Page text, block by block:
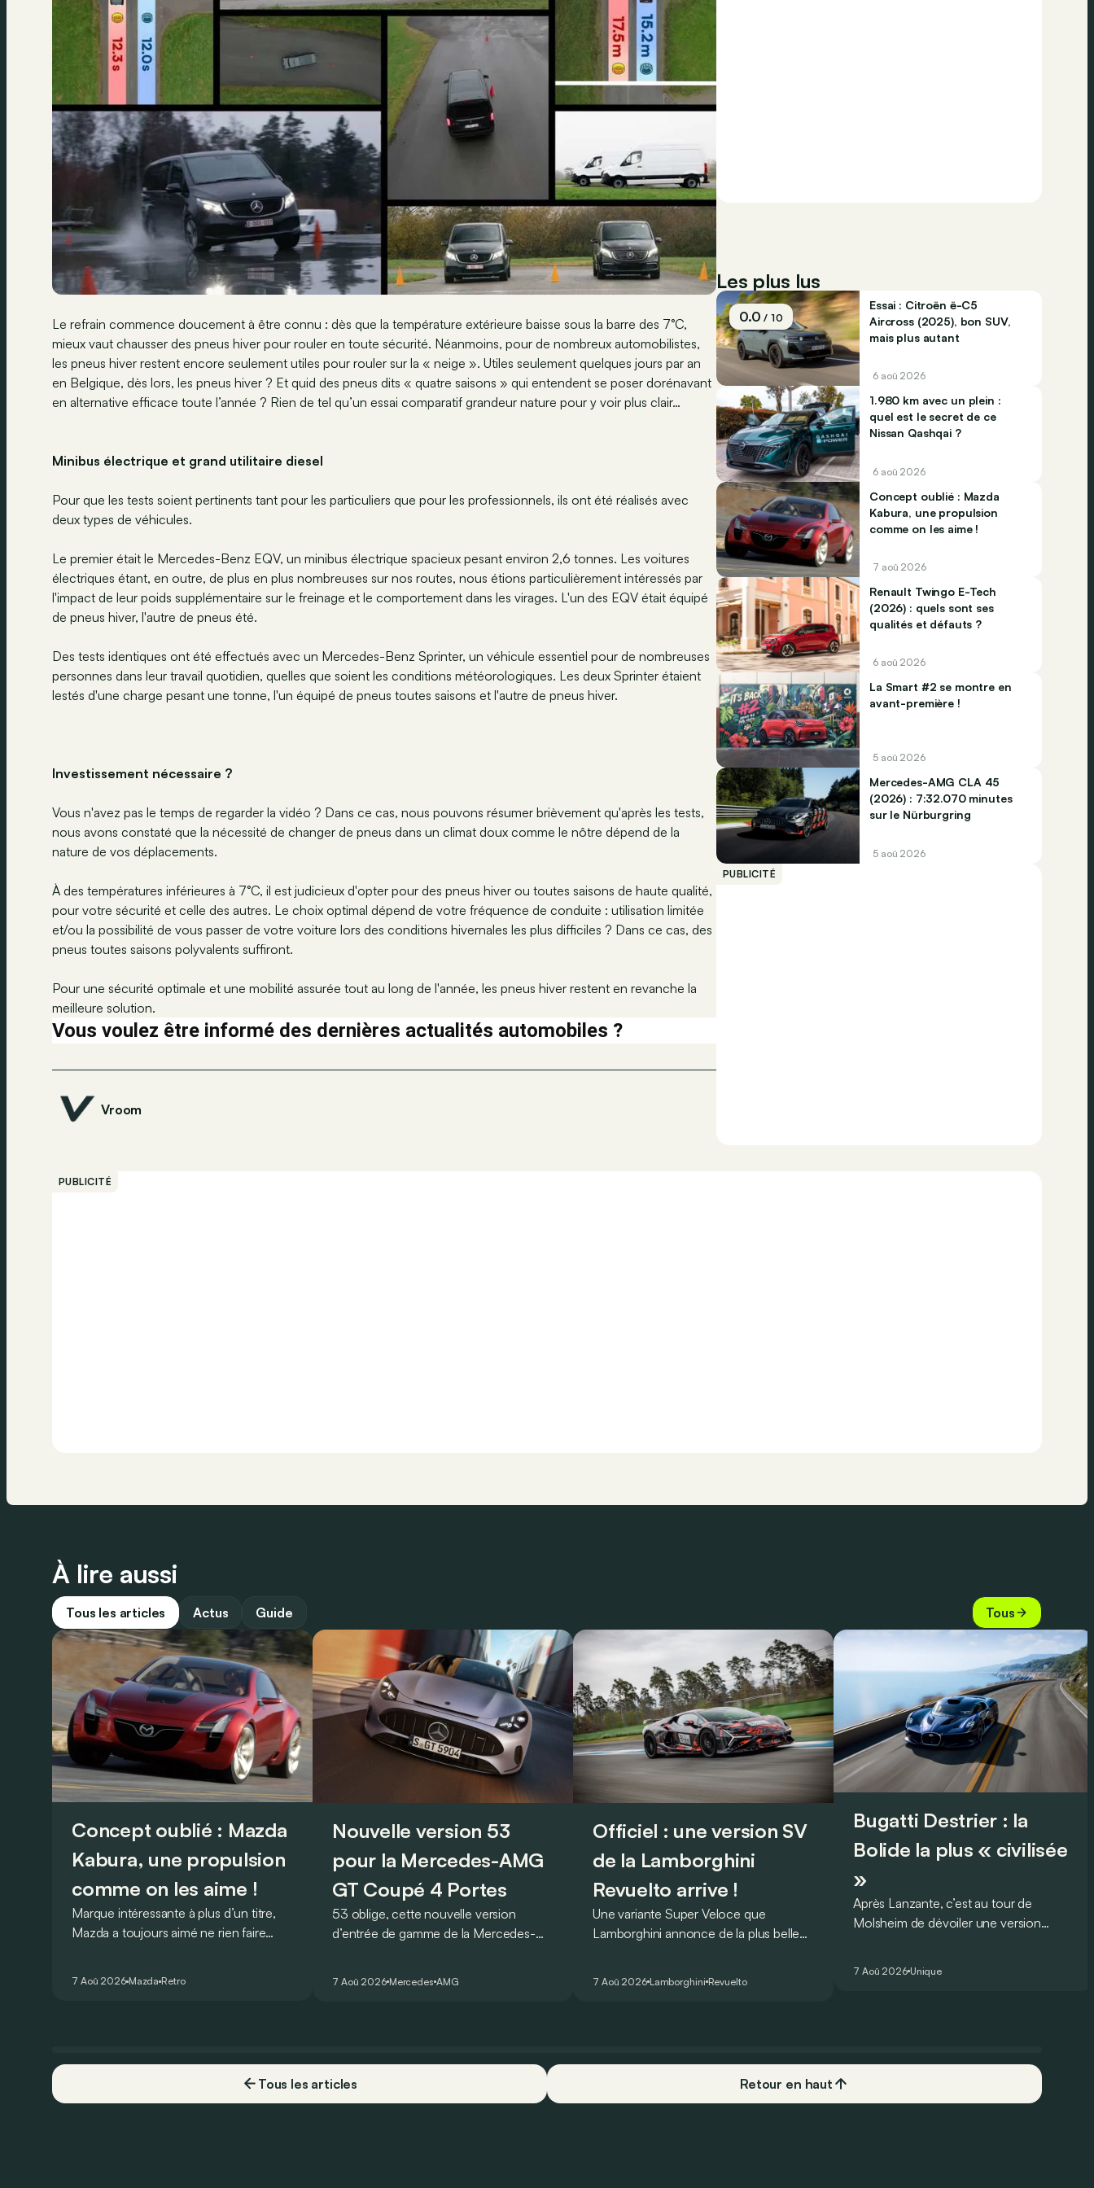
Le refrain commence doucement à être connu : dès que la température extérieure baisse sous la barre des 7°C,
mieux vaut chausser des pneus hiver pour rouler en toute sécurité. Néanmoins, pour de nombreux automobilistes,
les pneus hiver restent encore seulement utiles pour rouler sur la « neige ». Utiles seulement quelques jours par an
en Belgique, dès lors, les pneus hiver ? Et quid des pneus dits « quatre saisons » qui entendent se poser dorénavant
en alternative efficace toute l’année ? Rien de tel qu’un essai comparatif grandeur nature pour y voir plus clair…
Minibus électrique et grand utilitaire diesel
Pour que les tests soient pertinents tant pour les particuliers que pour les professionnels, ils ont été réalisés avec
deux types de véhicules.
Le premier était le Mercedes-Benz EQV, un minibus électrique spacieux pesant environ 2,6 tonnes. Les voitures
électriques étant, en outre, de plus en plus nombreuses sur nos routes, nous étions particulièrement intéressés par
l'impact de leur poids supplémentaire sur le freinage et le comportement dans les virages. L'un des EQV était équipé
de pneus hiver, l'autre de pneus été.
Des tests identiques ont été effectués avec un Mercedes-Benz Sprinter, un véhicule essentiel pour de nombreuses
personnes dans leur travail quotidien, quelles que soient les conditions météorologiques. Les deux Sprinter étaient
lestés d'une charge pesant une tonne, l'un équipé de pneus toutes saisons et l'autre de pneus hiver.
Investissement nécessaire ?
Vous n'avez pas le temps de regarder la vidéo ? Dans ce cas, nous pouvons résumer brièvement qu'après les tests,
nous avons constaté que la nécessité de changer de pneus dans un climat doux comme le nôtre dépend de la
nature de vos déplacements.
À des températures inférieures à 7°C, il est judicieux d'opter pour des pneus hiver ou toutes saisons de haute qualité,
pour votre sécurité et celle des autres. Le choix optimal dépend de votre fréquence de conduite : utilisation limitée
et/ou la possibilité de vous passer de votre voiture lors des conditions hivernales les plus difficiles ? Dans ce cas, des
pneus toutes saisons polyvalents suffiront.
Pour une sécurité optimale et une mobilité assurée tout au long de l'année, les pneus hiver restent en revanche la
meilleure solution.
Vous voulez être informé des dernières actualités automobiles ?
Vroom
Les plus lus
0.0/ 10
Essai : Citroën ë-C5
Aircross (2025), bon SUV,
mais plus autant
6 aoû 2026
1.980 km avec un plein :
quel est le secret de ce
Nissan Qashqai ?
6 aoû 2026
Concept oublié : Mazda
Kabura, une propulsion
comme on les aime !
7 aoû 2026
Renault Twingo E-Tech
(2026) : quels sont ses
qualités et défauts ?
6 aoû 2026
La Smart #2 se montre en
avant-première !
5 aoû 2026
Mercedes-AMG CLA 45
(2026) : 7:32.070 minutes
sur le Nürburgring
5 aoû 2026
PUBLICITÉ
PUBLICITÉ
À lire aussi
Tous les articles Actus Guide Tous
Concept oublié : Mazda
Kabura, une propulsion
comme on les aime !
Marque intéressante à plus d’un titre,
Mazda a toujours aimé ne rien faire
7 Aoû 2026 Mazda Retro
Nouvelle version 53
pour la Mercedes-AMG
GT Coupé 4 Portes
53 oblige, cette nouvelle version
d’entrée de gamme de la Mercedes-
7 Aoû 2026 Mercedes AMG
Officiel : une version SV
de la Lamborghini
Revuelto arrive !
Une variante Super Veloce que
Lamborghini annonce de la plus belle
voiture de série !
7 Aoû 2026 Lamborghini Revuelto
Bugatti Destrier : la
Bolide la plus « civilisée
»
Après Lanzante, c’est au tour de
Molsheim de dévoiler une version
7 Aoû 2026 Unique
Tous les articles Retour en haut